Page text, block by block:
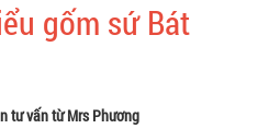
gốm sứ Bát
tư vấn từ Mrs Phương